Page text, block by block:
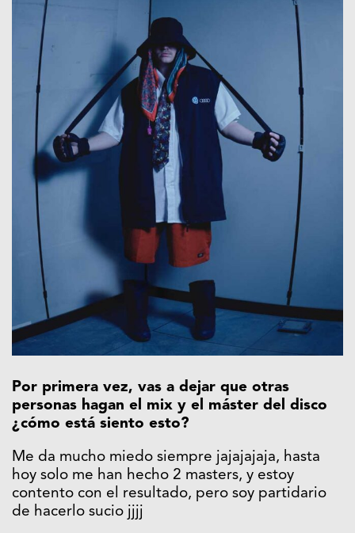
Por primera vez, vas a dejar que otras
personas hagan el mix y el máster del disco
¿cómo está siento esto?
Me da mucho miedo siempre jajajajaja, hasta
hoy solo me han hecho 2 masters, y estoy
contento con el resultado, pero soy partidario
de hacerlo sucio jjjj